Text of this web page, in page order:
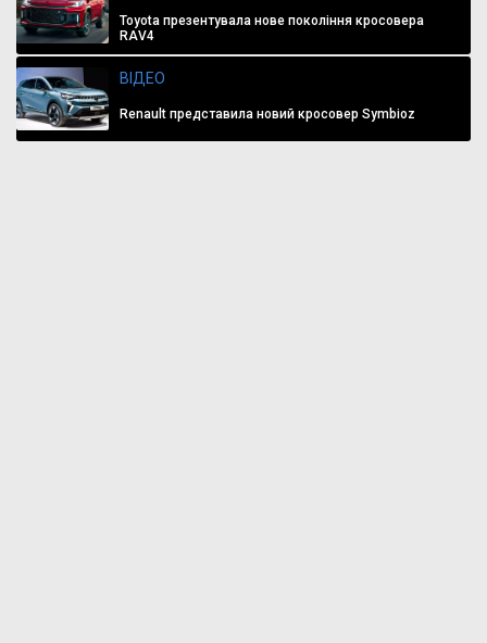
Toyota презентувала нове покоління кросовера
RAV4
ВІДЕО
Renault представила новий кросовер Symbioz